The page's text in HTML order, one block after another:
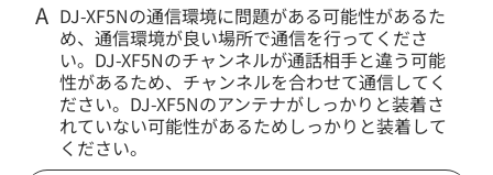
DJ-XF5Nの通信環境に問題がある可能性があるた
め、通信環境が良い場所で通信を行ってくださ
い。DJ-XF5Nのチャンネルが通話相手と違う可能
性があるため、チャンネルを合わせて通信してく
ださい。DJ-XF5Nのアンテナがしっかりと装着さ
れていない可能性があるためしっかりと装着して
ください。